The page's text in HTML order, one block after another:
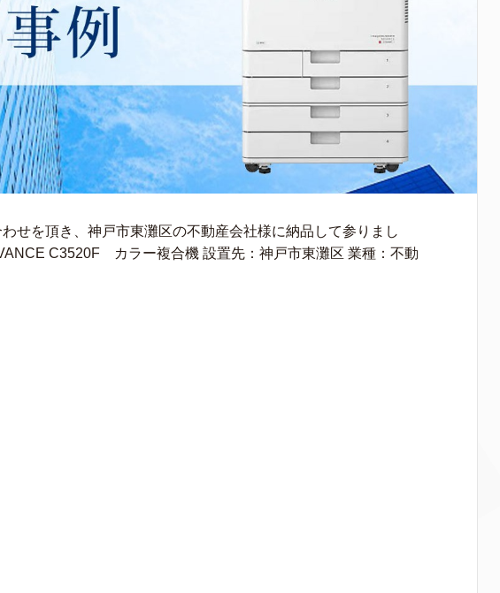
せを頂き、神戸市東灘区の不動産会社様に納品して参りまし
C3520F カラー複合機 設置先：神戸市東灘区 業種：不動